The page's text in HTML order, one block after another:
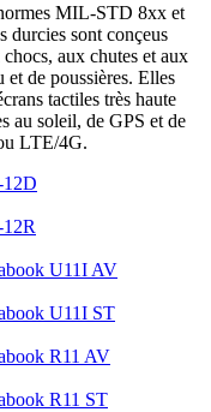
MIL-STD 8xx et
durcies sont conçeus
aux chutes et aux
de poussières. Elles
tactiles très haute
au soleil, de GPS et de
LTE/4G.
U11I AV
U11I ST
R11 AV
R11 ST